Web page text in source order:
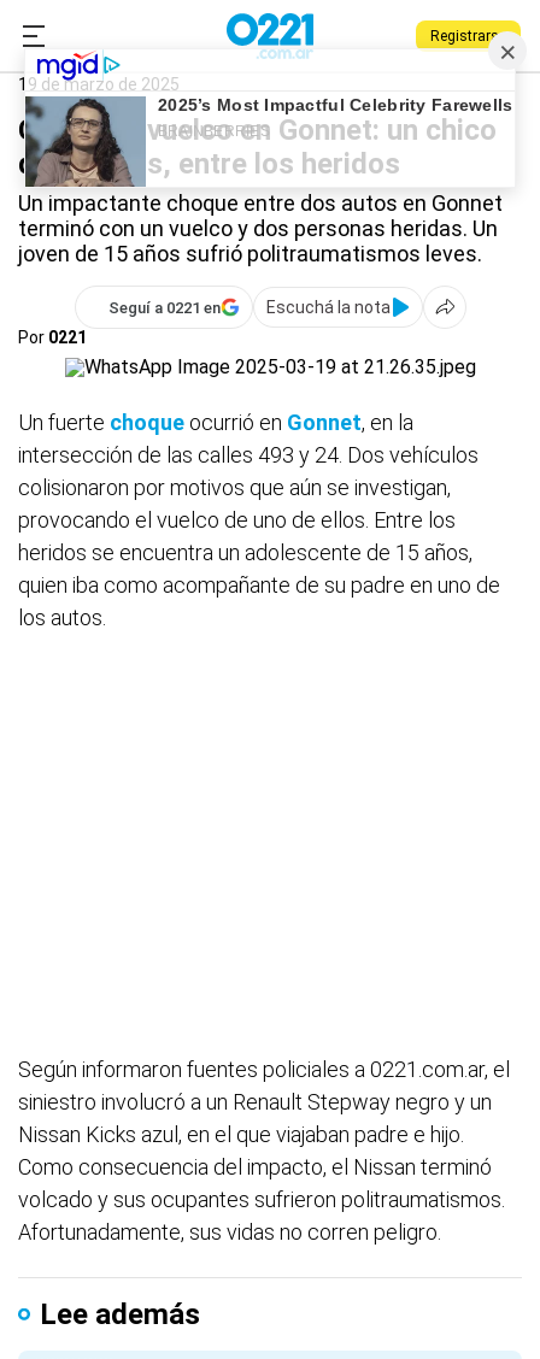
Registrarse
0221.com.ar
Gonnet
19 de marzo de 2025
Choque y vuelco en Gonnet: un chico
de 15 años, entre los heridos
Un impactante choque entre dos autos en Gonnet
terminó con un vuelco y dos personas heridas. Un
joven de 15 años sufrió politraumatismos leves.
Seguí a 0221 en
Escuchá la nota
Por 0221
Un fuerte choque ocurrió en Gonnet, en la
intersección de las calles 493 y 24. Dos vehículos
colisionaron por motivos que aún se investigan,
provocando el vuelco de uno de ellos. Entre los
heridos se encuentra un adolescente de 15 años,
quien iba como acompañante de su padre en uno de
los autos.
Según informaron fuentes policiales a 0221.com.ar, el
siniestro involucró a un Renault Stepway negro y un
Nissan Kicks azul, en el que viajaban padre e hijo.
Como consecuencia del impacto, el Nissan terminó
volcado y sus ocupantes sufrieron politraumatismos.
Afortunadamente, sus vidas no corren peligro.
Lee además